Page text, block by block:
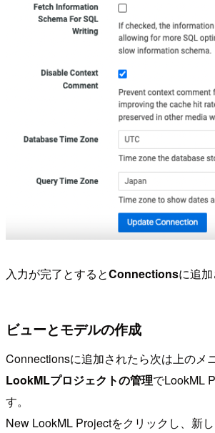
入力が完了とするとConnectionsに追加
ビューとモデルの作成
Connectionsに追加されたら次は上のメ
LookMLプロジェクトの管理でLookML
す。
New LookML Projectをクリックし、新